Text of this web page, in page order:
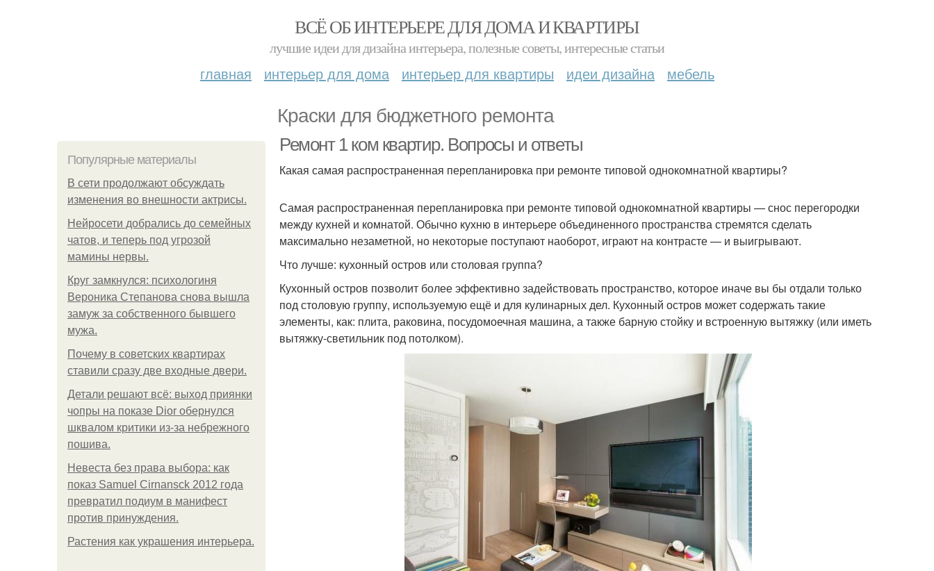
ВСЁ ОБ ИНТЕРЬЕРЕ ДЛЯ ДОМА И КВАРТИРЫ
лучшие идеи для дизайна интерьера, полезные советы, интересные статьи
главная интерьер для дома интерьер для квартиры идеи дизайна мебель
Краски для бюджетного ремонта
Популярные материалы
В сети продолжают обсуждать
изменения во внешности актрисы.
Нейросети добрались до семейных
чатов, и теперь под угрозой
мамины нервы.
Круг замкнулся: психологиня
Вероника Степанова снова вышла
замуж за собственного бывшего
мужа.
Почему в советских квартирах
ставили сразу две входные двери.
Детали решают всё: выход приянки
чопры на показе Dior обернулся
шквалом критики из-за небрежного
пошива.
Невеста без права выбора: как
показ Samuel Cirnansck 2012 года
превратил подиум в манифест
против принуждения.
Растения как украшения интерьера.
Ремонт 1 ком квартир. Вопросы и ответы
Какая самая распространенная перепланировка при ремонте типовой однокомнатной квартиры?
Самая распространенная перепланировка при ремонте типовой однокомнатной квартиры — снос перегородки
между кухней и комнатой. Обычно кухню в интерьере объединенного пространства стремятся сделать
максимально незаметной, но некоторые поступают наоборот, играют на контрасте — и выигрывают.
Что лучше: кухонный остров или столовая группа?
Кухонный остров позволит более эффективно задействовать пространство, которое иначе вы бы отдали только
под столовую группу, используемую ещё и для кулинарных дел. Кухонный остров может содержать такие
элементы, как: плита, раковина, посудомоечная машина, а также барную стойку и встроенную вытяжку (или иметь
вытяжку-светильник под потолком).